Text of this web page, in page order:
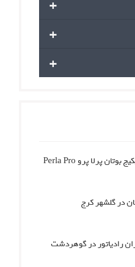
+
+
+
راهنمای خطاهای پکیج بوتان پرلا پرو Perla Pro
در گلشهر کرج
رادیاتور در گوهردشت